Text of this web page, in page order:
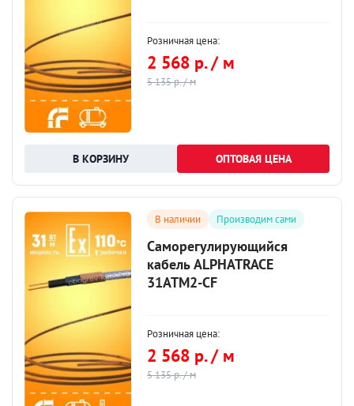
Розничная цена:
2 568 р. / м
5 135 р. / м
ОПТОВАЯ ЦЕНА
В наличии Производим сами
Саморегулирующийся
кабель ALPHATRACE
31ATM2-CF
Розничная цена:
2 568 р. / м
5 135 р. / м